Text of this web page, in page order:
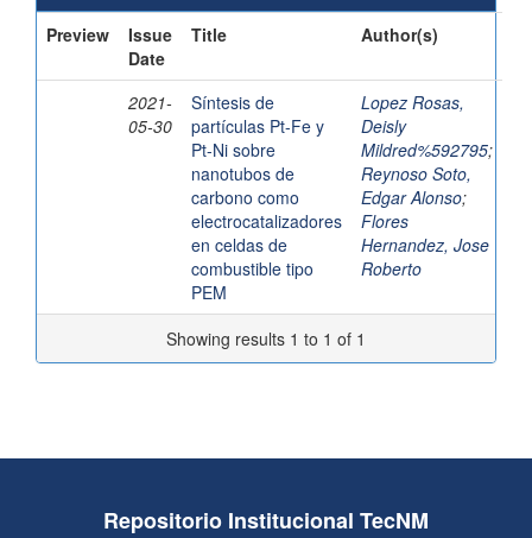
Preview
Issue
Date
Title Author(s)
2021-
05-30
Síntesis de
partículas Pt-Fe y
Pt-Ni sobre
nanotubos de
carbono como
electrocatalizadores
en celdas de
combustible tipo
PEM
Lopez Rosas,
Deisly
Mildred%592795;
Reynoso Soto,
Edgar Alonso;
Flores
Hernandez, Jose
Roberto
Showing results 1 to 1 of 1
Repositorio Institucional TecNM